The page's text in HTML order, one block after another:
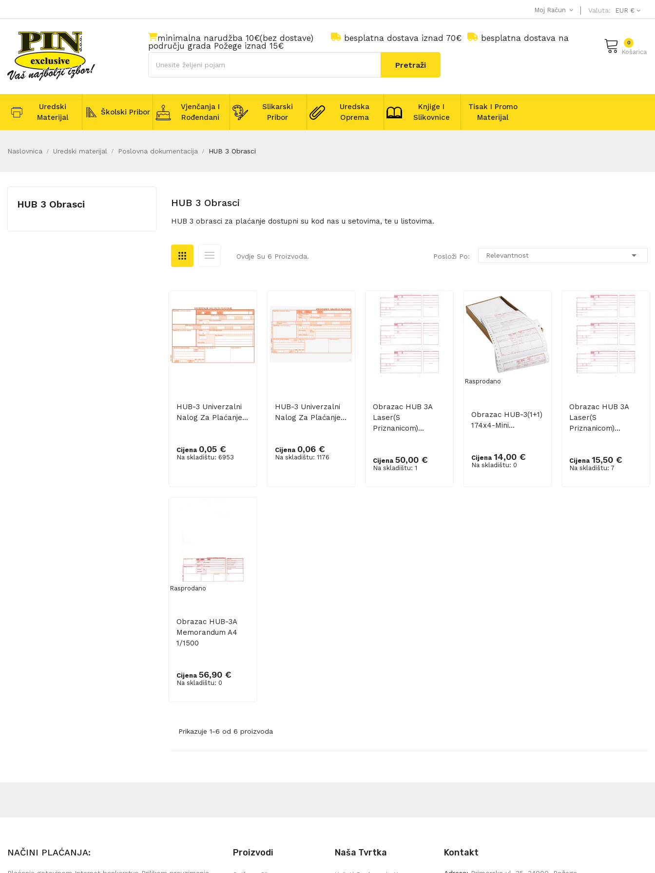
Valuta: EUR €
Moj Račun
Košarica
0
minimalna narudžba 10€(bez dostave) besplatna dostava iznad 70€
besplatna dostava na
području grada Požege iznad 15€
Pretraži
Uredski
Materijal
Školski Pribor
Vjenčanja I
Rođendani
Slikarski
Pribor
Uredska
Oprema
Knjige I
Slikovnice
Tisak I Promo
Materijal
Naslovnica Uredski materijal Poslovna dokumentacija HUB 3 Obrasci
HUB 3 Obrasci HUB 3 Obrasci
HUB 3 obrasci za plaćanje dostupni su kod nas u setovima, te u listovima.
Ovdje Su 6 Proizvoda. Posloži Po: Relevantnost 
HUB-3 Univerzalni
Nalog Za Plaćanje...
Cijena 0,05 €
Na skladištu: 6953
Dodaj u košaricu
HUB-3 Univerzalni
Nalog Za Plaćanje...
Cijena 0,06 €
Na skladištu: 1176
Dodaj u košaricu
Obrazac HUB 3A
Laser(s
Priznanicom)...
Cijena 50,00 €
Na skladištu: 1
Dodaj u košaricu
Rasprodano
Obrazac HUB-3(1+1)
174x4-Mini...
Cijena 14,00 €
Na skladištu: 0
Obrazac HUB 3A
Laser(s
Priznanicom)...
Cijena 15,50 €
Na skladištu: 7
Dodaj u košaricu
Rasprodano
Obrazac HUB-3A
Memorandum A4
1/1500
Cijena 56,90 €
Na skladištu: 0
Prikazuje 1-6 od 6 proizvoda
NAČINI PLAĆANJA: Proizvodi Naša Tvrtka Kontakt